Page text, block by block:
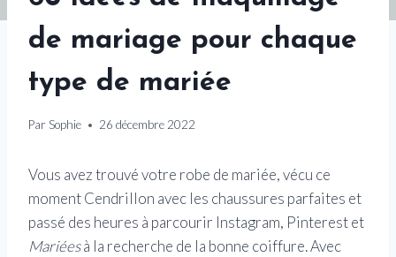
de mariage pour chaque
type de mariée
Par Sophie 26 décembre 2022
Vous avez trouvé votre robe de mariée, vécu ce
moment Cendrillon avec les chaussures parfaites et
passé des heures à parcourir Instagram, Pinterest et
Mariéesà la recherche de la bonne coiffure. Avec